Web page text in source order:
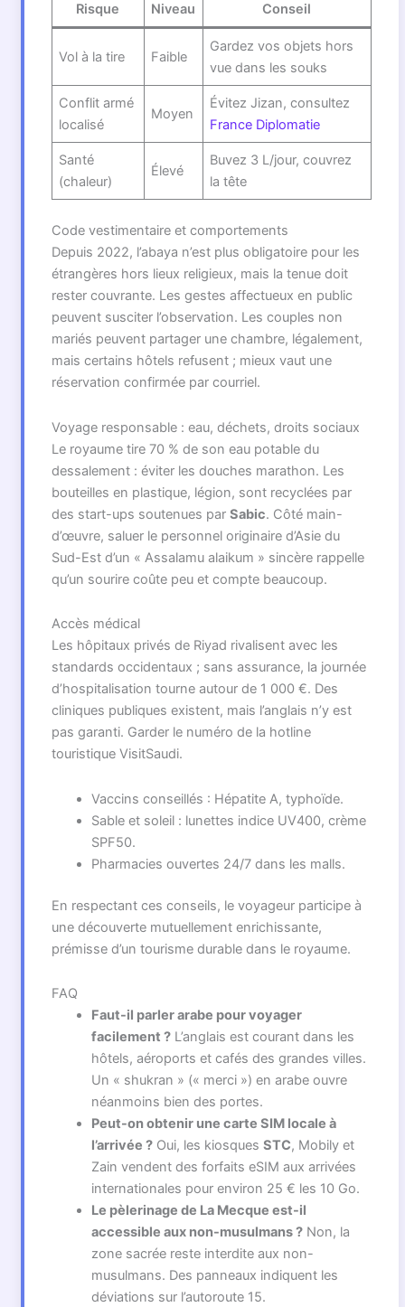
Risque Niveau Conseil
Vol à la tire Faible
Gardez vos objets hors
vue dans les souks
Conflit armé
localisé
Moyen
Évitez Jizan, consultez
France Diplomatie
Santé
(chaleur)
Élevé
Buvez 3 L/jour, couvrez
la tête
Code vestimentaire et comportements
Depuis 2022, l’abaya n’est plus obligatoire pour les
étrangères hors lieux religieux, mais la tenue doit
rester couvrante. Les gestes affectueux en public
peuvent susciter l’observation. Les couples non
mariés peuvent partager une chambre, légalement,
mais certains hôtels refusent ; mieux vaut une
réservation confirmée par courriel.
Voyage responsable : eau, déchets, droits sociaux
Le royaume tire 70 % de son eau potable du
dessalement : éviter les douches marathon. Les
bouteilles en plastique, légion, sont recyclées par
des start-ups soutenues par Sabic. Côté main-
d’œuvre, saluer le personnel originaire d’Asie du
Sud-Est d’un « Assalamu alaikum » sincère rappelle
qu’un sourire coûte peu et compte beaucoup.
Accès médical
Les hôpitaux privés de Riyad rivalisent avec les
standards occidentaux ; sans assurance, la journée
d’hospitalisation tourne autour de 1 000 €. Des
cliniques publiques existent, mais l’anglais n’y est
pas garanti. Garder le numéro de la hotline
touristique VisitSaudi.
Vaccins conseillés : Hépatite A, typhoïde.
Sable et soleil : lunettes indice UV400, crème
SPF50.
Pharmacies ouvertes 24/7 dans les malls.
En respectant ces conseils, le voyageur participe à
une découverte mutuellement enrichissante,
prémisse d’un tourisme durable dans le royaume.
FAQ
Faut-il parler arabe pour voyager
facilement ?L’anglais est courant dans les
hôtels, aéroports et cafés des grandes villes.
Un « shukran » (« merci ») en arabe ouvre
néanmoins bien des portes.
Peut-on obtenir une carte SIM locale à
l’arrivée ?Oui, les kiosques STC, Mobily et
Zain vendent des forfaits eSIM aux arrivées
internationales pour environ 25 € les 10 Go.
Le pèlerinage de La Mecque est-il
accessible aux non-musulmans ?Non, la
zone sacrée reste interdite aux non-
musulmans. Des panneaux indiquent les
déviations sur l’autoroute 15.